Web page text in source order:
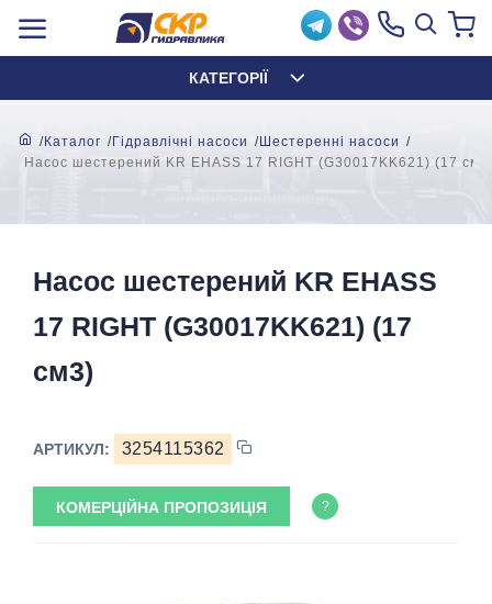
КАТЕГОРІЇ
Каталог Гідравлічні насоси
Шестеренні насоси
Насос шестерений KR EHASS 17 RIGHT (G30017KK621) (17
Насос шестерений KR EHASS
17 RIGHT (G30017KK621) (17
см3)
АРТИКУЛ: 3254115362
КОМЕРЦІЙНА ПРОПОЗИЦІЯ ?